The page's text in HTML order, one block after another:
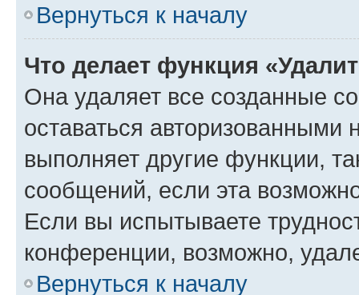
Вернуться к началу
Что делает функция
Она удаляет все созданные
оставаться авторизованными
выполняет другие функции,
сообщений, если эта
Если вы испытываете
конференции, возможно,
Вернуться к началу